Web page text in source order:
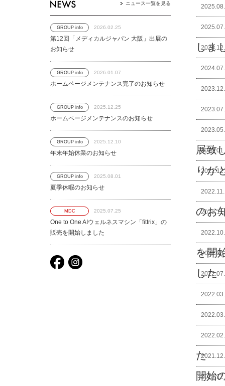
GROUP info 2026.02.25
第12回「メディカルジャパン 大阪」出展の
お知らせ
GROUP info 2026.01.07
ホームページメンテナンス完了のお知らせ
GROUP info 2025.12.25
ホームページメンテナンスのお知らせ
GROUP info 2025.12.10
年末年始休業のお知らせ
GROUP info 2025.08.01
夏季休暇のお知らせ
MDC 2025.07.25
One to One AIウェルネスマシン「fittrix」の
販売を開始しました
ニュース一覧を見る
しま
展致
りが
のお
を開
した
た
開始